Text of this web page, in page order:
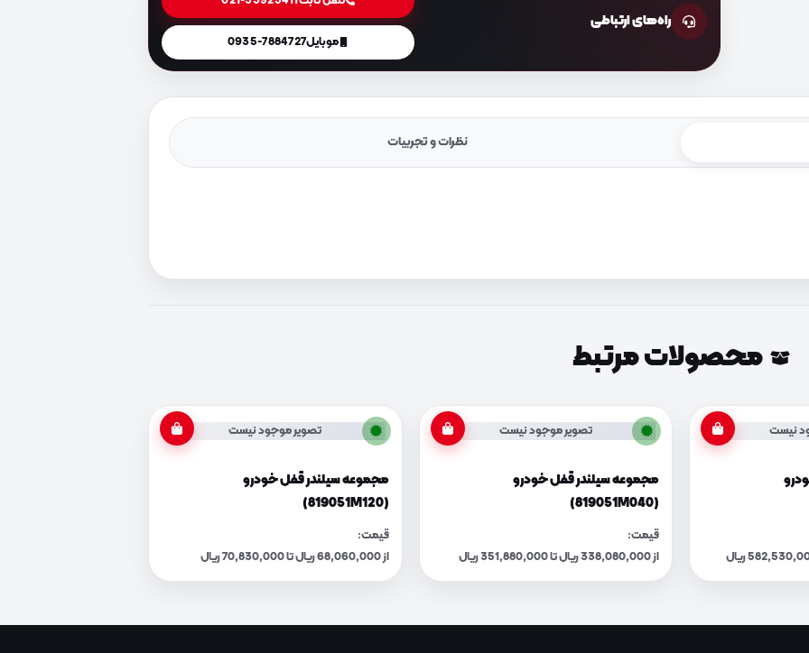
راه‌های ارتباطی
موبایل0935-7884727
نظرات و تجربیات
محصولات مرتبط
نیست تصویر موجود نیست
مجموعه سیلندر قفل خودرو
(819051M040)
قیمت:
از 338,080,000 ریال تا 351,880,000 ریال
تصویر موجود نیست
مجموعه سیلندر قفل خودرو
(819051M120)
قیمت:
از 68,060,000 ریال تا 70,830,000 ریال